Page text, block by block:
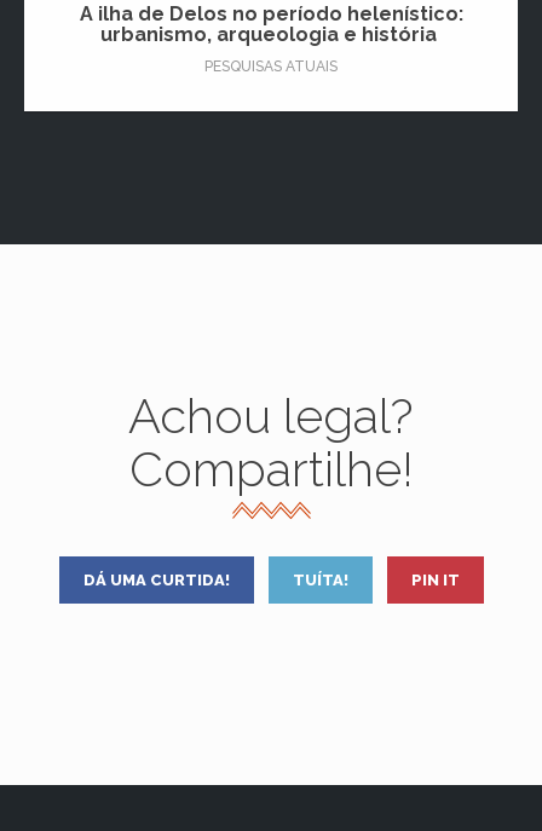
A ilha de Delos no período helenístico:
urbanismo, arqueologia e história
PESQUISAS ATUAIS
Achou legal?
Compartilhe!
DÁ UMA CURTIDA! TUÍTA! PIN IT